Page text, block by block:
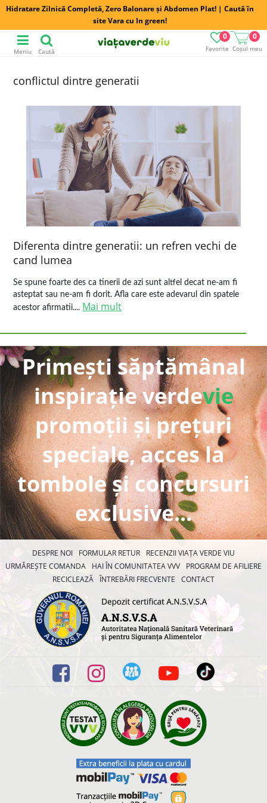
Hidratare Zilnică Completă, Zero Balonare și Abdomen Plat! | Caută în
site Vara cu In green!
Favorite
0
Coșul meu
0
Meniu Caută
conflictul dintre generatii
Diferenta dintre generatii: un refren vechi de
cand lumea
Se spune foarte des ca tinerii de azi sunt altfel decat ne-am fi
asteptat sau ne-am fi dorit. Afla care este adevarul din spatele
acestor afirmatii.... Mai mult
Primești săptămânal
inspirație verdevie
promoții și prețuri
speciale, acces la
tombole și concursuri
exclusive...
DESPRE NOI FORMULAR RETUR
RECENZII VIAȚA VERDE VIU
URMĂREȘTE COMANDA
HAI ÎN COMUNITATEA VVV
PROGRAM DE AFILIERE
RECICLEAZĂ ÎNTREBĂRI FRECVENTE CONTACT